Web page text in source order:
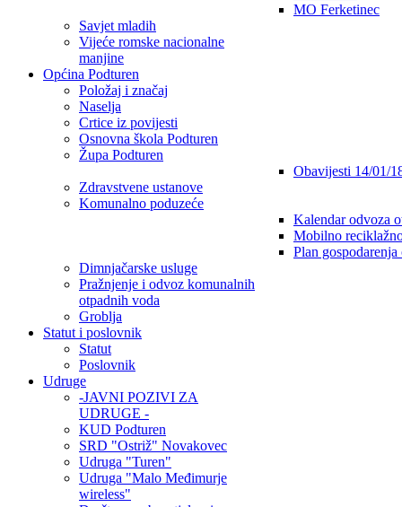
MO Ferketinec
Savjet mladih
Vijeće romske nacionalne
manjine
Općina Podturen
Položaj i značaj
Naselja
Crtice iz povijesti
Osnovna škola Podturen
Župa Podturen
Obavijesti 14/01/
Zdravstvene ustanove
Komunalno poduzeće
Kalendar odvoza
Mobilno
Plan gospodarenja
Dimnjačarske usluge
Pražnjenje i odvoz komunalnih
otpadnih voda
Groblja
Statut i poslovnik
Statut
Poslovnik
Udruge
-JAVNI POZIVI ZA
UDRUGE -
KUD Podturen
SRD "Ostriž" Novakovec
Udruga "Turen"
Udruga "Malo Međimurje
wireless"